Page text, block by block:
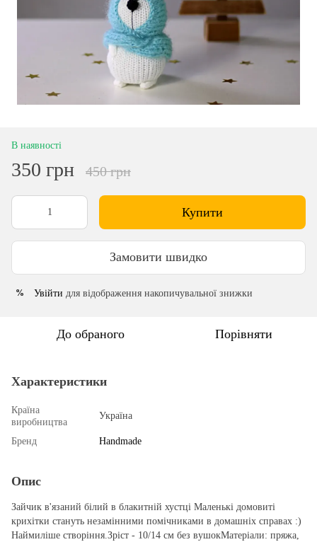
В наявності
350 грн 450 грн
Купити
Замовити швидко
% Увійти для відображення накопичувальної знижки
До обраного Порівняти
Характеристики
Країна
виробництва
Україна
Бренд Handmade
Опис
Зайчик в'язаний білий в блакитній хустці Маленькі домовиті
крихітки стануть незамінними помічниками в домашніх справах :)
Наймиліше створіння.Зріст - 10/14 см без вушокМатеріали: пряжа,